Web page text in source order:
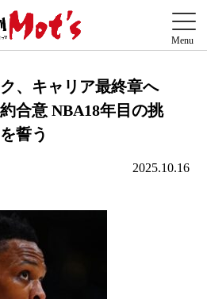
、キャリア最終章へ
合意 NBA18年目の挑
誓う
2025.10.16